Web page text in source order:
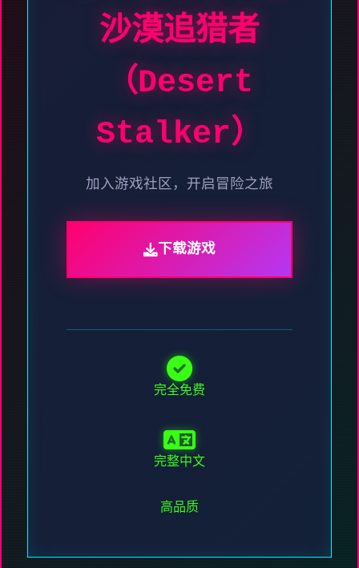
沙漠追猎者
（Desert
Stalker）
加入游戏社区，开启冒险之旅
下载游戏
完全免费
完整中文
高品质